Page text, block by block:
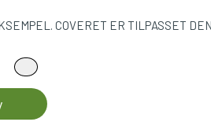
COVERET ER TILPASSET